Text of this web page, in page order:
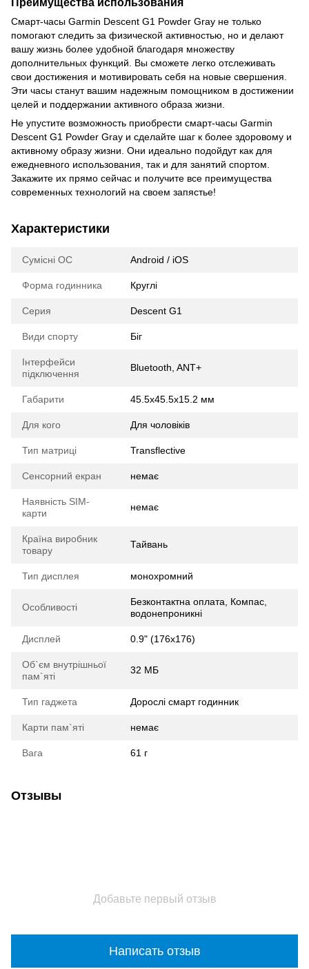
Смарт-часы Garmin Descent G1 Powder Gray не только
помогают следить за физической активностью, но и делают
вашу жизнь более удобной благодаря множеству
дополнительных функций. Вы сможете легко отслеживать
свои достижения и мотивировать себя на новые свершения.
Эти часы станут вашим надежным помощником в достижении
целей и поддержании активного образа жизни.
Не упустите возможность приобрести смарт-часы Garmin
Descent G1 Powder Gray и сделайте шаг к более здоровому и
активному образу жизни. Они идеально подойдут как для
ежедневного использования, так и для занятий спортом.
Закажите их прямо сейчас и получите все преимущества
современных технологий на своем запястье!
Характеристики
Сумісні ОС Android / iOS
Форма годинника Круглі
Серия Descent G1
Види спорту Біг
Інтерфейси
підключення
Bluetooth, ANT+
Габарити 45.5x45.5x15.2 мм
Для кого Для чоловіків
Тип матриці Transflective
Сенсорний екран немає
Наявність SIM-
карти
немає
Країна виробник
товару
Тайвань
Тип дисплея монохромний
Особливості
Безконтактна оплата, Компас,
водонепроникні
Дисплей 0.9" (176x176)
Об`єм внутрішньої
пам`яті
32 МБ
Тип гаджета Дорослі смарт годинник
Карти пам`яті немає
Вага 61 г
Отзывы
Добавьте первый отзыв
Написать отзыв